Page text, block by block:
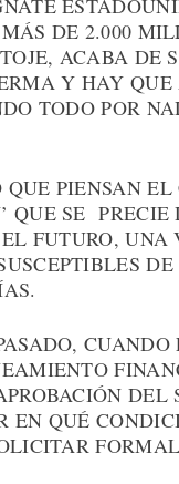
DE 2.000
ACABA DE
Y HAY
TODO POR
PIENSAN
SE PRECIE
FUTURO, UNA
DEL
QUÉ